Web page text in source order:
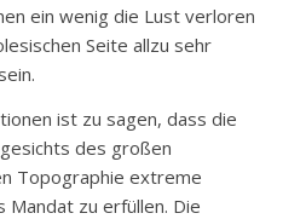
ein wenig die Lust verloren
Seite allzu sehr
ist zu sagen, dass die
des großen
Topographie extreme
Mandat zu erfüllen. Die